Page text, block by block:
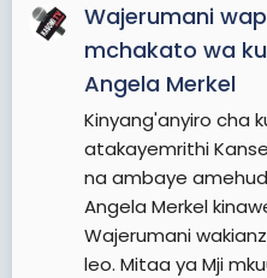
Wajerumani
mchakato wa
Angela Merkel
Kinyang'anyiro cha
atakayemrithi
na ambaye
Angela Merkel
Wajerumani
leo. Mitaa ya Mji